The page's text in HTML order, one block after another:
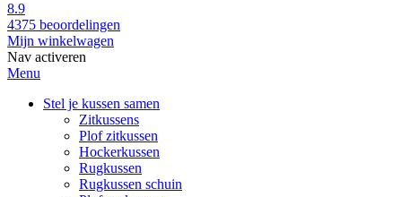
8.9
4375 beoordelingen
Mijn winkelwagen
Nav activeren
Menu
Stel je kussen samen
Zitkussens
Plof zitkussen
Hockerkussen
Rugkussen
Rugkussen schuin